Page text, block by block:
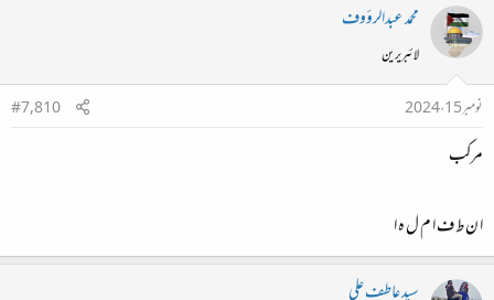
محمد عبدالرؤوف
لائبریرین
نومبر 15، 2024
#7,810
مرکب
ا ن ط ف ا م ل ہ ا
سید عاطف علی